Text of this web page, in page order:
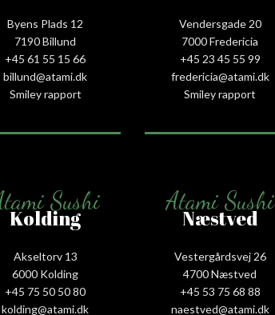
Byens Plads 12
7190 Billund
+45 61 55 15 66‬
billund@atami.dk
Smiley rapport
Vendersgade 20
7000 Fredericia
+45 23 45 55 99
fredericia@atami.dk
Smiley rapport
Sushi
Kolding
Akseltorv 13
6000 Kolding
+45 75 50 50 80
kolding@atami.dk
Atami Sushi
Næstved
Vestergårdsvej 26
4700 Næstved
+45 53 75 68 88
naestved@atami.dk